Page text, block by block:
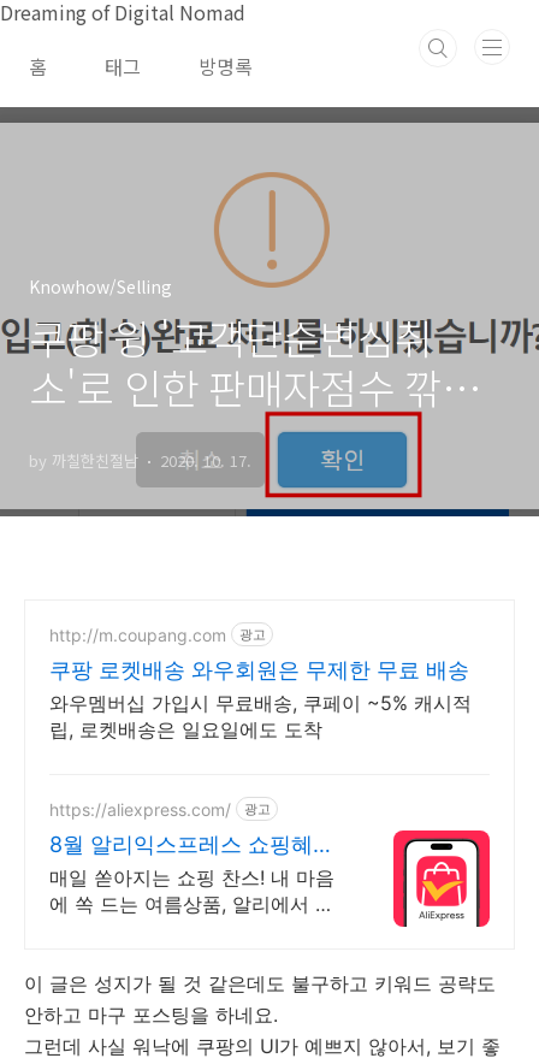
본문 바로가기
Dreaming of Digital Nomad
홈
태그 방명록
Knowhow/Selling
쿠팡 윙 '고객단순변심취
소'로 인한 판매자점수 깎임
해결 방법
by 까칠한친절남 2020. 10. 17.
http://m.coupang.com 광고
쿠팡 로켓배송 와우회원은 무제한 무료 배송
와우멤버십 가입시 무료배송, 쿠페이 ~5% 캐시적
립, 로켓배송은 일요일에도 도착
https://aliexpress.com/ 광고
8월 알리익스프레스 쇼핑혜택
오늘의특가 지금 확인해보세요
매일 쏟아지는 쇼핑 찬스! 내 마음
에 쏙 드는 여름상품, 알리에서 지
이 글은 성지가 될 것 같은데도 불구하고 키워드 공략도
안하고 마구 포스팅을 하네요.
그런데 사실 워낙에 쿠팡의 UI가 예쁘지 않아서, 보기 좋